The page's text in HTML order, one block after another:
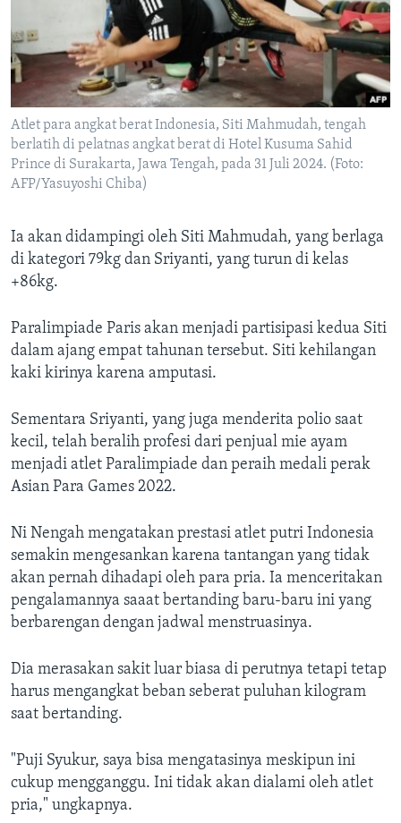
Atlet para angkat berat Indonesia, Siti Mahmudah, tengah
berlatih di pelatnas angkat berat di Hotel Kusuma Sahid
Prince di Surakarta, Jawa Tengah, pada 31 Juli 2024. (Foto:
AFP/Yasuyoshi Chiba)
Ia akan didampingi oleh Siti Mahmudah, yang berlaga
di kategori 79kg dan Sriyanti, yang turun di kelas
+86kg.
Paralimpiade Paris akan menjadi partisipasi kedua Siti
dalam ajang empat tahunan tersebut. Siti kehilangan
kaki kirinya karena amputasi.
Sementara Sriyanti, yang juga menderita polio saat
kecil, telah beralih profesi dari penjual mie ayam
menjadi atlet Paralimpiade dan peraih medali perak
Asian Para Games 2022.
Ni Nengah mengatakan prestasi atlet putri Indonesia
semakin mengesankan karena tantangan yang tidak
akan pernah dihadapi oleh para pria. Ia menceritakan
pengalamannya saaat bertanding baru-baru ini yang
berbarengan dengan jadwal menstruasinya.
Dia merasakan sakit luar biasa di perutnya tetapi tetap
harus mengangkat beban seberat puluhan kilogram
saat bertanding.
"Puji Syukur, saya bisa mengatasinya meskipun ini
cukup mengganggu. Ini tidak akan dialami oleh atlet
pria," ungkapnya.